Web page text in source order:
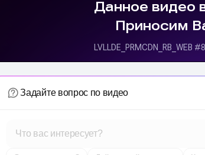
Задайте вопрос по видео
Что вас интересует?